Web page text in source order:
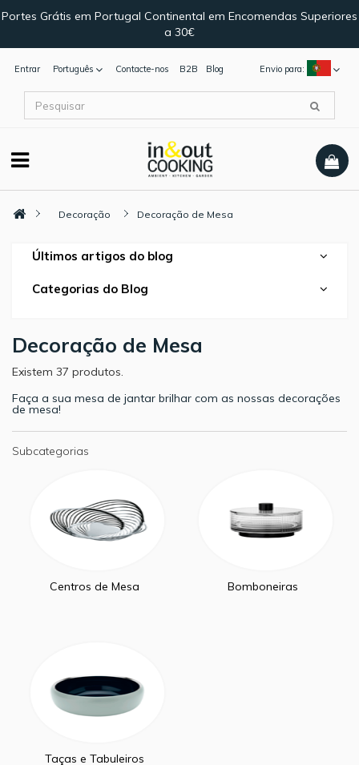
Portes Grátis em Portugal Continental em Encomendas Superiores
a 30€
Entrar Português Envio para:
Contacte-nos B2B Blog
Decoração Decoração de Mesa
Últimos artigos do blog
Categorias do Blog
Decoração de Mesa
Existem 37 produtos.
Faça a sua mesa de jantar brilhar com as nossas decorações
de mesa!
Subcategorias
Centros de Mesa Bomboneiras
Taças e Tabuleiros